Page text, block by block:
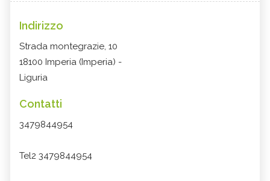
Indirizzo
Strada montegrazie, 10
18100 Imperia (Imperia) -
Liguria
Contatti
3479844954
Tel2 3479844954